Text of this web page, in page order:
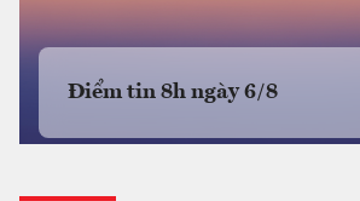
Điểm tin 8h ngày 6/8